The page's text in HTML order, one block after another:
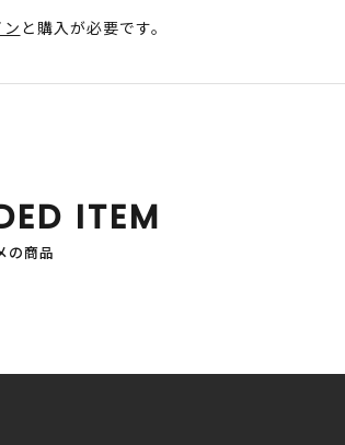
と購入が必要です。
ITEM
の商品